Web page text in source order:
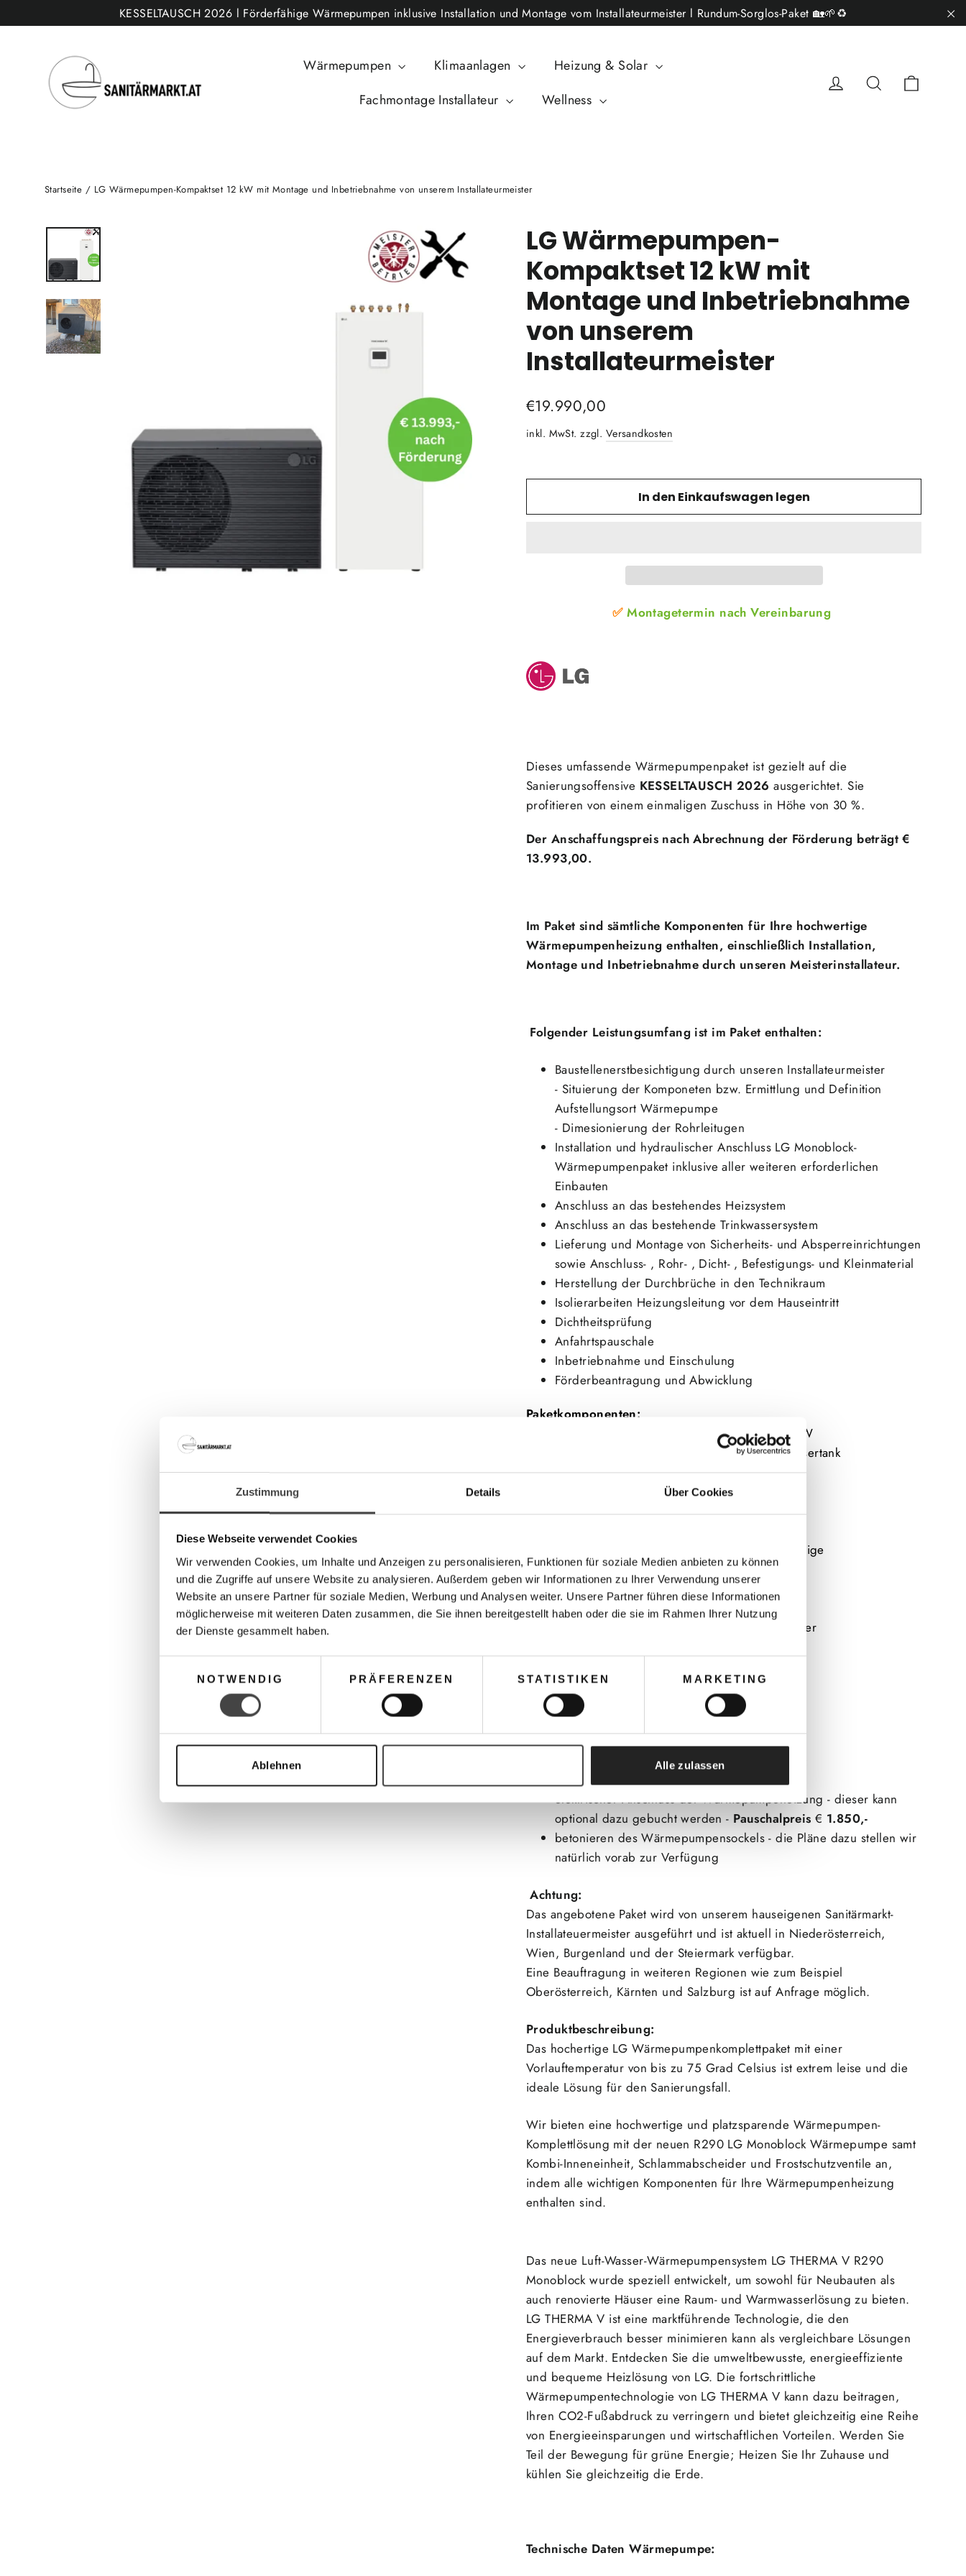
Zustimmung Details Über Cookies
Diese Webseite verwendet Cookies
Wir verwenden Cookies, um Inhalte und Anzeigen zu personalisieren, Funktionen für soziale Medien anbieten zu können
und die Zugriffe auf unsere Website zu analysieren. Außerdem geben wir Informationen zu Ihrer Verwendung unserer
Website an unsere Partner für soziale Medien, Werbung und Analysen weiter. Unsere Partner führen diese Informationen
möglicherweise mit weiteren Daten zusammen, die Sie ihnen bereitgestellt haben oder die sie im Rahmen Ihrer Nutzung
der Dienste gesammelt haben.
NOTWENDIG
PRÄFERENZEN STATISTIKEN MARKETING
Ablehnen Alle zulassen
zum
KESSELTAUSCH 2026 l Förderfähige Wärmepumpen inklusive Installation und Montage vom Installateurmeister l Rundum-Sorglos-Paket 🏡🌱♻️
Wärmepumpen Klimaanlagen
Heizung & Solar
Fachmontage Installateur
Wellness
EinloggenSuche
Startseite / LG Wärmepumpen-Kompaktset 12 kW mit Montage und Inbetriebnahme von unserem Installateurmeister
LG Wärmepumpen-
Kompaktset 12 kW mit
Montage und Inbetriebnahme
von unserem
Installateurmeister
Normaler
€19.990,00
inkl. MwSt. zzgl. Versandkosten
In den Einkaufswagen legen
✅ Montagetermin nachVereinbarung
Dieses umfassende Wärmepumpenpaket ist gezielt auf die
Sanierungsoffensive KESSELTAUSCH 2026 ausgerichtet. Sie
profitieren von einem einmaligen Zuschuss in Höhe von 30 %.
Der Anschaffungspreis nach Abrechnung der Förderung beträgt €
13.993,00.
Im Paket sind sämtliche Komponenten für Ihre hochwertige
Wärmepumpenheizung enthalten, einschließlich Installation,
Montage und Inbetriebnahme durch unseren Meisterinstallateur.
Folgender Leistungsumfang ist im Paket enthalten:
Baustellenerstbesichtigung durch unseren Installateurmeister
- Situierung der Komponeten bzw. Ermittlung und Definition
Aufstellungsort Wärmepumpe
- Dimesionierung der Rohrleitugen
Installation und hydraulischer Anschluss LG Monoblock-
Wärmepumpenpaket inklusive aller weiteren erforderlichen
Einbauten
Anschluss an das bestehendes Heizsystem
Anschluss an das bestehende Trinkwassersystem
Lieferung und Montage von Sicherheits- und Absperreinrichtungen
sowie Anschluss- , Rohr- , Dicht- , Befestigungs- und Kleinmaterial
Herstellung der Durchbrüche in den Technikraum
Isolierarbeiten Heizungsleitung vor dem Hauseintritt
Dichtheitsprüfung
Anfahrtspauschale
Inbetriebnahme und Einschulung
Förderbeantragung und Abwicklung
Paketkomponenten:
1 Stk. LG Monoblock Wärmepumpe R290 mit 12 kW
1 Stk. LG Kombi-Einheit mit integriertem 200 l Wassertank
2 Stk. thermische Frostschutzventile
1 Stk. Schlamm und Magnetitabscheider
1 Stk. Sicherheitsgruppe
1 Pa. Rohrmaterial inkl. Formstücke für die vollständige
Heizhausinstallation
1 Pa. Isolierarbeiten im Außenbereich
1 Pa. Klein, Dicht und Befestigungsmaterial
1 Pa. Installation und Montage vom Installateurmeister
1 Pa. Heizungswasseraufbereitung nach ÖNORM
1 Pa. Inbetriebnahme und Einschulung
Folgende Arbeiten sind im Paket nicht enthalten:
elektrischer Anschluss der Wärmepumpeheizung - dieser kann
optional dazu gebucht werden - Pauschalpreis€ 1.850,-
betonieren des Wärmepumpensockels - die Pläne dazu stellen wir
natürlich vorab zur Verfügung
Achtung:
Das angebotene Paket wird von unserem hauseigenen Sanitärmarkt-
Installateuermeister ausgeführt und ist aktuell in Niederösterreich,
Wien, Burgenland und der Steiermark verfügbar.
Eine Beauftragung in weiteren Regionen wie zum Beispiel
Oberösterreich, Kärnten und Salzburg ist auf Anfrage möglich.
Produktbeschreibung:
Das hochertige LG Wärmepumpenkomplettpaket mit einer
Vorlauftemperatur von bis zu 75 Grad Celsius ist extrem leise und die
ideale Lösung für den Sanierungsfall.
Wir bieten eine hochwertige und platzsparende Wärmepumpen-
Komplettlösung mit der neuen R290 LG Monoblock Wärmepumpe samt
Kombi-Inneneinheit, Schlammabscheider und Frostschutzventile an,
indem alle wichtigen Komponenten für Ihre Wärmepumpenheizung
enthalten sind.
Das neue Luft-Wasser-Wärmepumpensystem LG THERMA V R290
Monoblock wurde speziell entwickelt, um sowohl für Neubauten als
auch renovierte Häuser eine Raum- und Warmwasserlösung zu bieten.
LG THERMA V ist eine marktführende Technologie, die den
Energieverbrauch besser minimieren kann als vergleichbare Lösungen
auf dem Markt. Entdecken Sie die umweltbewusste, energieeffiziente
und bequeme Heizlösung von LG. Die fortschrittliche
Wärmepumpentechnologie von LG THERMA V kann dazu beitragen,
Ihren CO2-Fußabdruck zu verringern und bietet gleichzeitig eine Reihe
von Energieeinsparungen und wirtschaftlichen Vorteilen. Werden Sie
Teil der Bewegung für grüne Energie; Heizen Sie Ihr Zuhause und
kühlen Sie gleichzeitig die Erde.
Technische Daten Wärmepumpe: